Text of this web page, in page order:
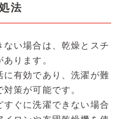
法
い場合は、乾燥とスチ
ります。
有効であり、洗濯が難
策が可能です。
ぐに洗濯できない場合